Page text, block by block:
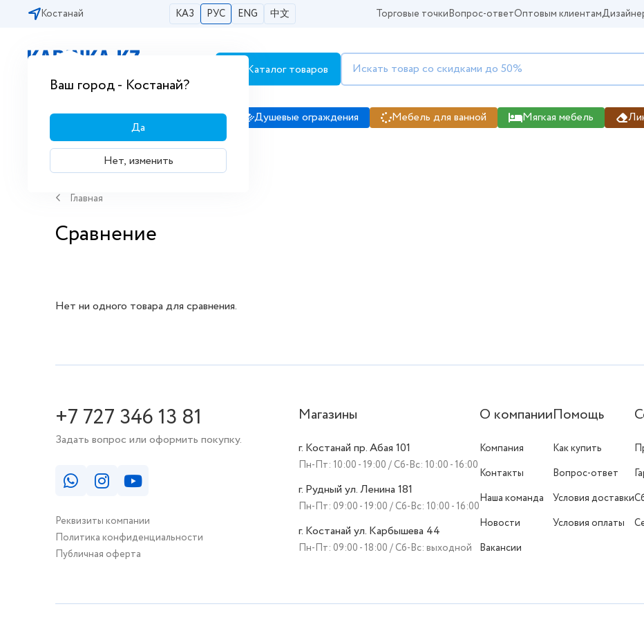
Костанай КАЗ РУС ENG 中文
Ваш город - Костанай?
Да
Нет, изменить
Торговые точкиВопрос-ответОптовым клиентам
Бесплатная доставка по городам РК
Каталог товаров
Сантехника Душевые кабины Душевые ограждения Мебель для ванной Мягкая мебель
Главная
Сравнение
Нет ни одного товара для сравнения.
+7 727 346 13 81
Задать вопрос или оформить покупку.
Реквизиты компании
Политика конфиденциальности
Публичная оферта
Магазины
г. Костанай пр. Абая 101
Пн-Пт: 10:00 - 19:00 / Сб-Вс: 10:00 - 16:00
г. Рудный ул. Ленина 181
Пн-Пт: 09:00 - 19:00 / Сб-Вс: 10:00 - 16:00
г. Костанай ул. Карбышева 44
Пн-Пт: 09:00 - 18:00 / Сб-Вс: выходной
О компании
Компания
Контакты
Наша команда
Новости
Вакансии
Помощь
Как купить
Вопрос-ответ
Условия доставки
Условия оплаты